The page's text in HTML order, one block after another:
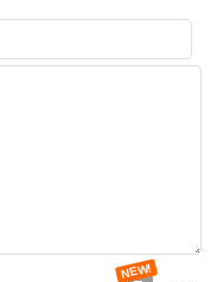
になる点